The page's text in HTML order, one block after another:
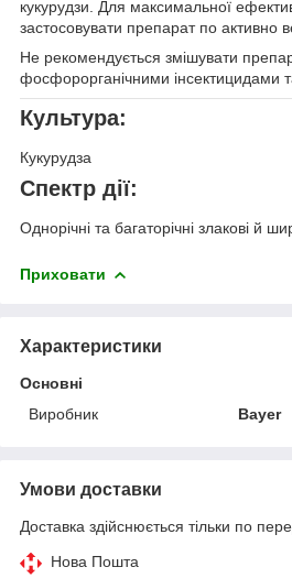
кукурудзи. Для максимальної
застосовувати препарат по активно
Не рекомендується змішувати
фосфорорганічними інсектицидами
Культура:
Кукурудза
Спектр дії:
Однорічні та багаторічні злакові й
Приховати
Характеристики
Основні
Виробник
Bayer
Умови доставки
Доставка здійснюється тільки по
Нова Пошта